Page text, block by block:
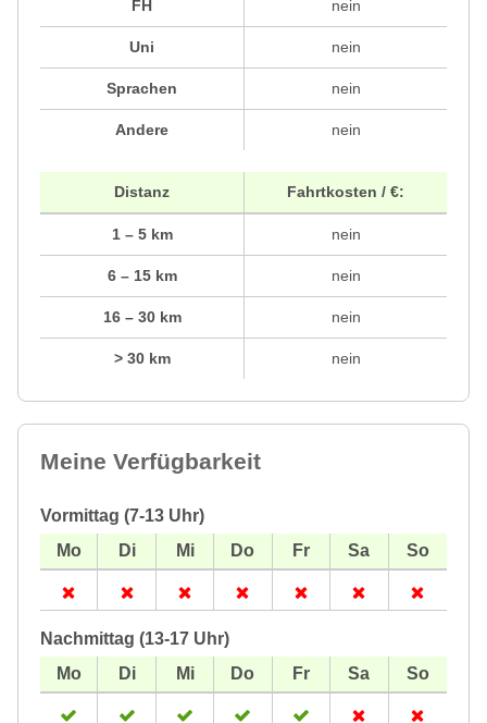
FH
Uni
Sprachen
Andere
nein
nein
nein
nein
Distanz
1 – 5 km
6 – 15 km
16 – 30 km
> 30 km
Fahrtkosten / €:
nein
nein
nein
nein
Meine Verfügbarkeit
Vormittag (7-13 Uhr)
Nachmittag (13-17 Uhr)